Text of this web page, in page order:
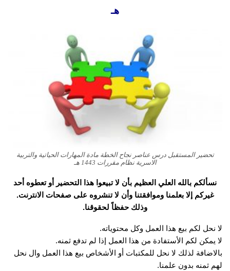
هـ
تحضير المستقبل درس عناصر نجاح الخطة مادة المهارات الحياتية والتربية
الاسرية نظام مقررات 1443 هـ
نسألكم بالله العلي العظيم بأن لا تبيعوا هذا التحضير أو تعطوه أحد
غيركم إلا بعلمنا وموافقتنا وأن لا تنشروه على صفحات الانترنت.
وذلك حفظاً لحقوقنا.
لا نحل لكم بيع هذا العمل وكل محتوياته.
لا يمكن لكم الأستفادة من هذا العمل إذا لم تدفع ثمنه.
بالاضافة لذلك لا نحل للمكتبات أو الأشخاص بيع هذا العمل وال نحل
لهم ثمنه بدون علمنا.